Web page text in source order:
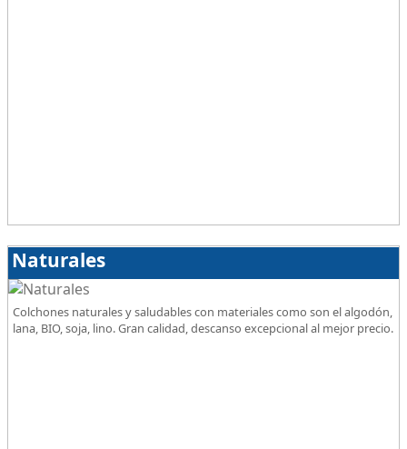
Naturales
Colchones naturales y saludables con materiales como son el algodón,
lana, BIO, soja, lino. Gran calidad, descanso excepcional al mejor precio.